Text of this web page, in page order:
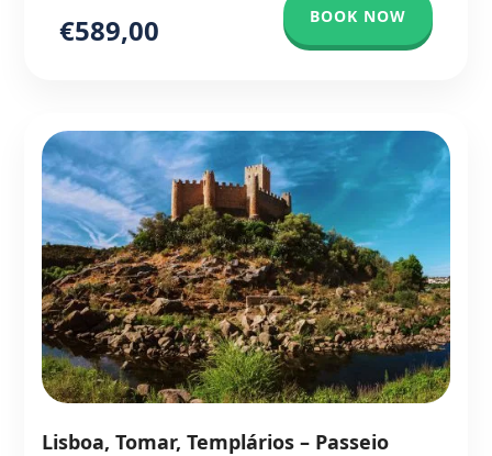
€589,00 BOOK NOW
Lisboa, Tomar, Templários – Passeio